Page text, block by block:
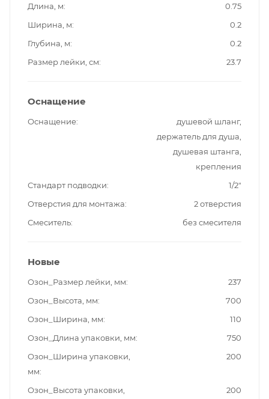
Длина, м
0.75
Ширина, м
0.2
Глубина, м
0.2
Размер лейки, см
23.7
Оснащение
Оснащение
душевой шланг,
держатель для душа,
душевая штанга,
крепления
Стандарт подводки
1/2"
Отверстия для монтажа
2 отверстия
Смеситель
без смесителя
Новые
Озон_Размер лейки, мм
237
Озон_Высота, мм
700
Озон_Ширина, мм
110
Озон_Длина упаковки, мм
750
Озон_Ширина упаковки,
мм
200
Озон_Высота упаковки,
200